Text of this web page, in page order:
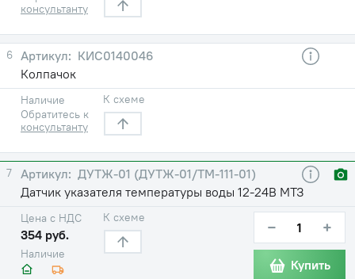
консультанту
6
КИС0140046
Колпачок
Наличие
Обратитесь к
консультанту
К схеме
7
ДУТЖ-01 (ДУТЖ-01/ТМ-111-01)
Датчик указателя температуры воды 12-24В МТЗ
Наличие
Цена с НДС
354 руб.
К схеме − +
Купить